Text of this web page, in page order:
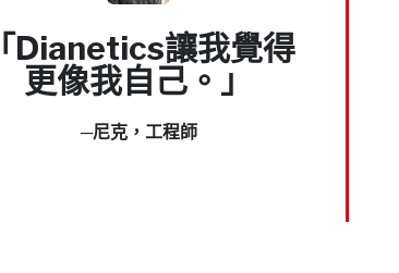
「Dianetics讓我覺得
更像我自己。」
─尼克，工程師